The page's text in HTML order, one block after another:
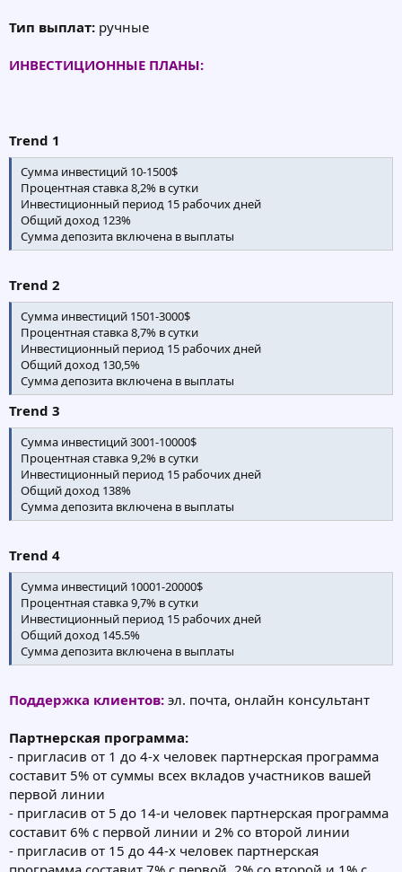
Тип выплат: ручные
ИНВЕСТИЦИОННЫЕ ПЛАНЫ:
Trend 1
Сумма инвестиций 10-1500$
Процентная ставка 8,2% в сутки
Инвестиционный период 15 рабочих дней
Общий доход 123%
Сумма депозита включена в выплаты
Trend 2
Сумма инвестиций 1501-3000$
Процентная ставка 8,7% в сутки
Инвестиционный период 15 рабочих дней
Общий доход 130,5%
Сумма депозита включена в выплаты
Trend 3
Сумма инвестиций 3001-10000$
Процентная ставка 9,2% в сутки
Инвестиционный период 15 рабочих дней
Общий доход 138%
Сумма депозита включена в выплаты
Trend 4
Сумма инвестиций 10001-20000$
Процентная ставка 9,7% в сутки
Инвестиционный период 15 рабочих дней
Общий доход 145.5%
Сумма депозита включена в выплаты
Поддержка клиентов: эл. почта, онлайн консультант
Партнерская программа:
- пригласив от 1 до 4-х человек партнерская программа
составит 5% от суммы всех вкладов участников вашей
первой линии
- пригласив от 5 до 14-и человек партнерская программа
составит 6% с первой линии и 2% со второй линии
- пригласив от 15 до 44-х человек партнерская